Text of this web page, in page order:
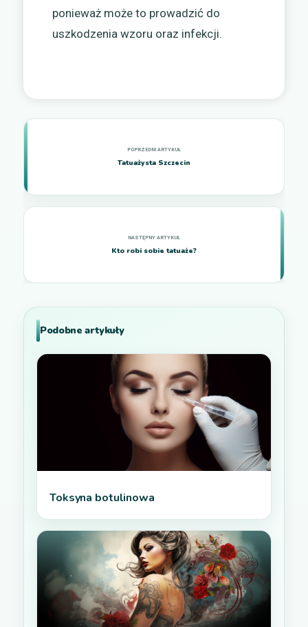
ponieważ może to prowadzić do
uszkodzenia wzoru oraz infekcji.
Tatuażysta Szczecin
Kto robi sobie tatuaże?
Podobne artykuły
Toksyna botulinowa